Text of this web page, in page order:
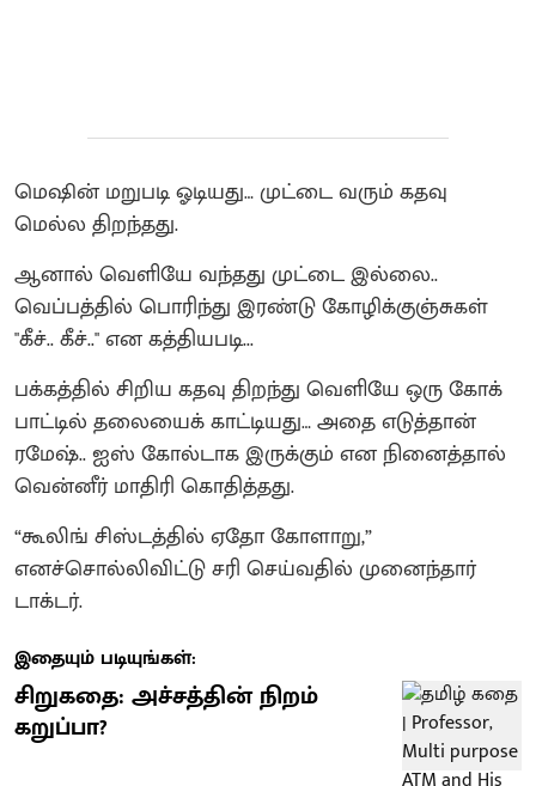
மெஷின் மறுபடி ஓடியது… முட்டை வரும் கதவு
மெல்ல திறந்தது.
ஆனால் வெளியே வந்தது முட்டை இல்லை..
வெப்பத்தில் பொரிந்து இரண்டு கோழிக்குஞ்சுகள்
"கீச்.. கீச்.." என கத்தியபடி...
பக்கத்தில் சிறிய கதவு திறந்து வெளியே ஒரு கோக்
பாட்டில் தலையைக் காட்டியது… அதை எடுத்தான்
ரமேஷ்.. ஐஸ் கோல்டாக இருக்கும் என நினைத்தால்
வென்னீர் மாதிரி கொதித்தது.
“கூலிங் சிஸ்டத்தில் ஏதோ கோளாறு,”
எனச்சொல்லிவிட்டு சரி செய்வதில் முனைந்தார்
டாக்டர்.
இதையும் படியுங்கள்:
சிறுகதை: அச்சத்தின் நிறம்
கறுப்பா?